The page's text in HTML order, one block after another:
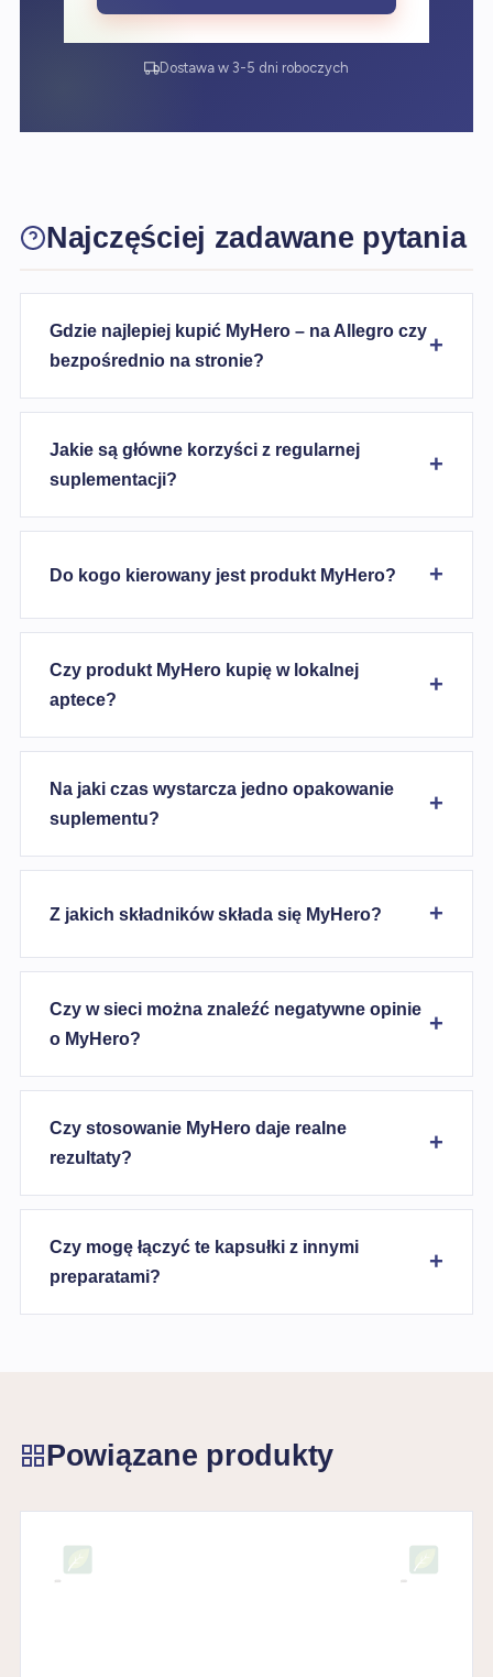
Dostawa w 3-5 dni roboczych
Najczęściej zadawane pytania
Gdzie najlepiej kupić MyHero – na Allegro czy
bezpośrednio na stronie?
Jakie są główne korzyści z regularnej
suplementacji?
Do kogo kierowany jest produkt MyHero?
Czy produkt MyHero kupię w lokalnej
aptece?
Na jaki czas wystarcza jedno opakowanie
suplementu?
Z jakich składników składa się MyHero?
Czy w sieci można znaleźć negatywne opinie
o MyHero?
Czy stosowanie MyHero daje realne
rezultaty?
Czy mogę łączyć te kapsułki z innymi
preparatami?
Powiązane produkty